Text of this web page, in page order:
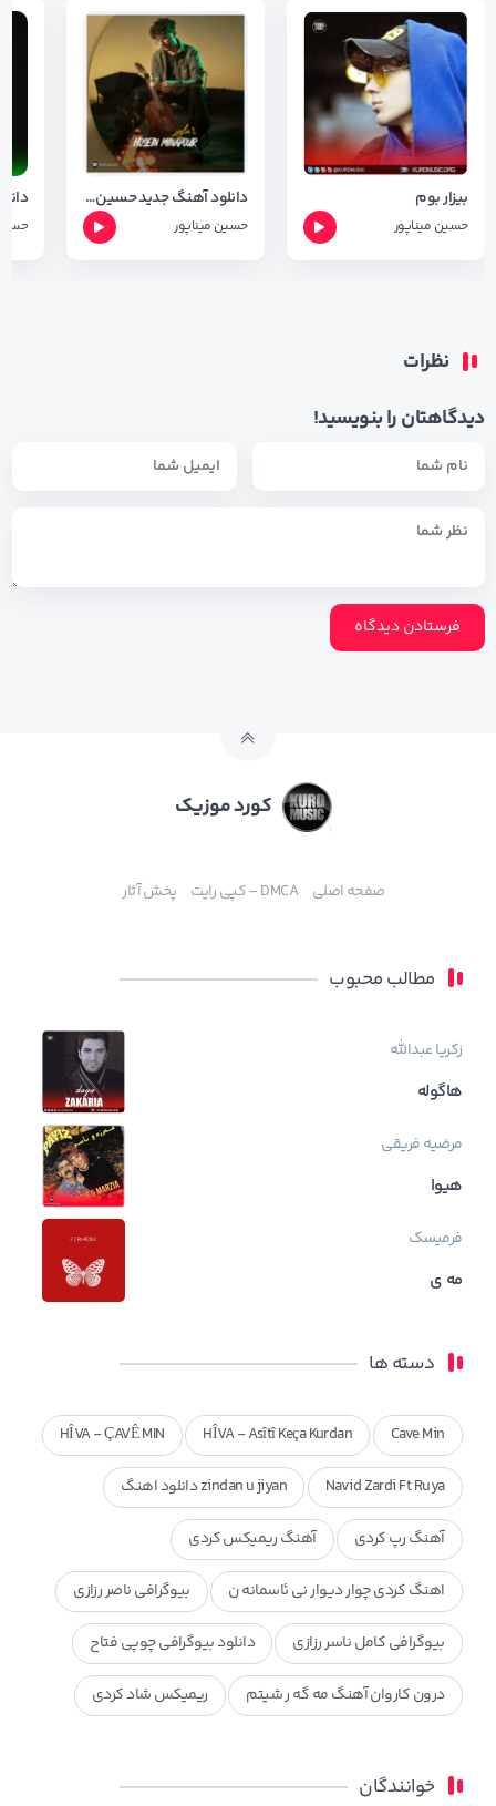
بیزار بوم
حسین میناپور
دانلود آهنگ جدید حسین میناپور بنام سفر + کیفیت 320
حسین میناپور
نظرات
دیدگاهتان را بنویسید!
کورد موزیک
صفحه اصلی DMCA – کپی رایت پخش آثار
مطالب محبوب
زکریا عبدالله
هاگوله
مرضیه فریقی
هیوا
فرمیسک
مه ی
دسته ها
Cave Min
HÎVA - Asîtî Keça Kurdan
HÎVA - ÇAVÊ MIN
Navid Zardi Ft Ruya zindan u jiyan دانلود اهنگ
آهنگ رپ کردی آهنگ ریمیکس کردی
اهنگ کردی چوار دیوار نی ئاسمانه ن بیوگرافی ناصر رزازی
بیوگرافی کامل ناسر رزازی دانلود بیوگرافی چوپی فتاح
درون کاروان آهنگ مه گه ر شیتم ریمیکس شاد کردی
محمد جزا
خوانندگان